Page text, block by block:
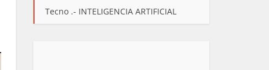
Tecno .- INTELIGENCIA ARTIFICIAL